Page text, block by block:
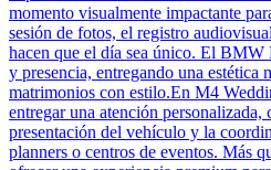
momento visualmente impactante
sesión de fotos, el registro
hacen que el día sea único. El
y presencia, entregando una estética
matrimonios con estilo.En M4
entregar una atención
presentación del vehículo y la
planners o centros de eventos. Más